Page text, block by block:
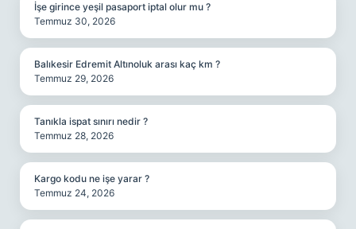
İşe girince yeşil pasaport iptal olur mu ?
Temmuz 30, 2026
Balıkesir Edremit Altınoluk arası kaç km ?
Temmuz 29, 2026
Tanıkla ispat sınırı nedir ?
Temmuz 28, 2026
Kargo kodu ne işe yarar ?
Temmuz 24, 2026